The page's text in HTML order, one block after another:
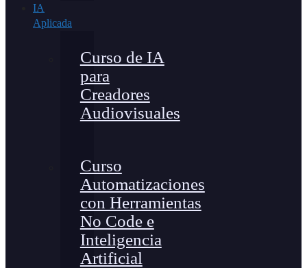
IA
Aplicada
Curso de IA
para
Creadores
Audiovisuales
Curso
Automatizaciones
con Herramientas
No Code e
Inteligencia
Artificial